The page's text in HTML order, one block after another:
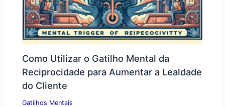
Como Utilizar o Gatilho Mental da
Reciprocidade para Aumentar a Lealdade
do Cliente
Gatilhos Mentais